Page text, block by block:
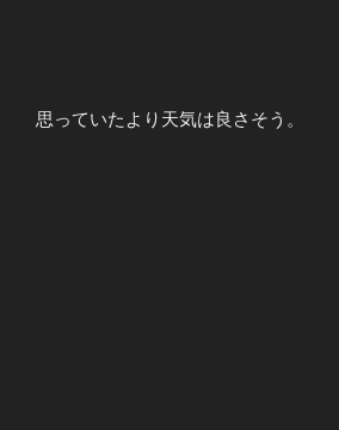
思っていたより天気は良さそう。